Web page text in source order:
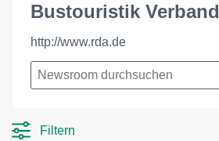
Bustouristik Verband
http://www.rda.de
Filtern